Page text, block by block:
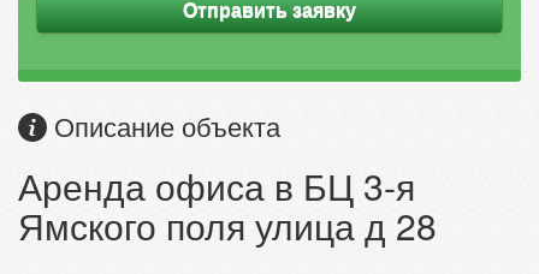
Отправить заявку
Описание объекта
Аренда офиса в БЦ 3-я
Ямского поля улица д 28